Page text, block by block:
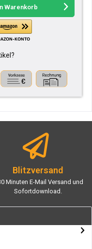
Warenkorb
Blitzversand
Minuten E-Mail Versand und
Sofortdownload.